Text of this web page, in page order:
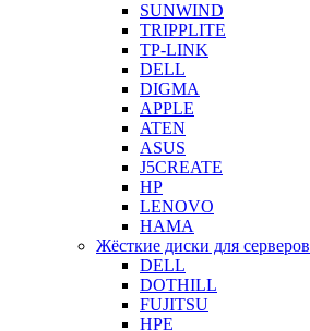
SUNWIND
TRIPPLITE
TP-LINK
DELL
DIGMA
APPLE
ATEN
ASUS
J5CREATE
HP
LENOVO
HAMA
Жёсткие диски для серверов
DELL
DOTHILL
FUJITSU
HPE